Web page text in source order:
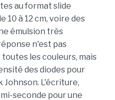
au format slide
10 à 12 cm, voire des
émulsion très
n'est pas
les couleurs, mais
des diodes pour
Johnson. L'écriture,
seconde pour une